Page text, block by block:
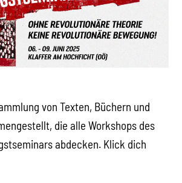
von Texten, Büchern und
die alle Workshops des
abdecken. Klick dich